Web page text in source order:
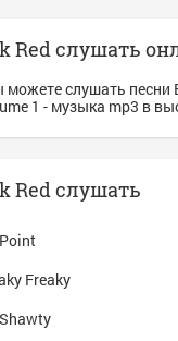
Red слушать
можете слушать песни
1 - музыка mp3 в
Red слушать
Freaky